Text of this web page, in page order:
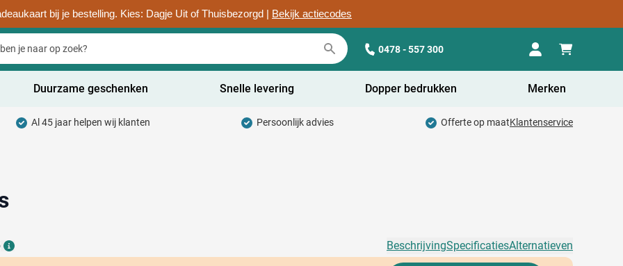
bij je bestelling. Kies: Dagje Uit of Thuisbezorgd | Bekijk actiecodes
0478 - 557 300
categorie
categorie
& Weggevers categorie
Duurzame geschenken Snelle levering Dopper bedrukken Merken
Al 45 jaar helpen wij klanten Persoonlijk advies Offerte op maatKlantenservice
Details
BeschrijvingSpecificatiesAlternatieven